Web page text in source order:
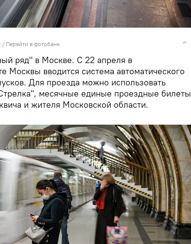
/ Перейти в фотобанк
ряд" в Москве. С 22 апреля в
Москвы вводится система автоматического
Для проезда можно использовать
месячные единые проездные билеты
и жителя Московской области.